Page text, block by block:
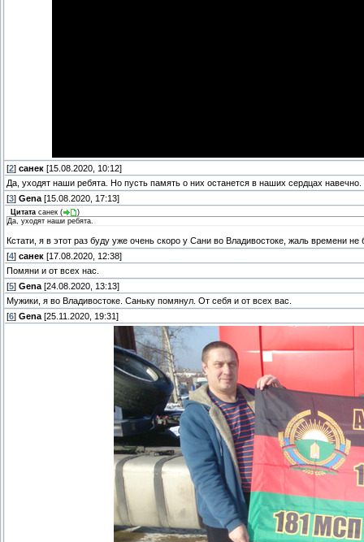
[2] санек [15.08.2020, 10:12]
Да, уходят наши ребята. Но пусть память о них останется в наших сердцах навечно.
[3] Gena [15.08.2020, 17:13]
Цитата санек (
)
Да, уходят наши ребята.
Кстати, я в этот раз буду уже очень скоро у Сани во Владивостоке, жаль времени
[4] санек [17.08.2020, 12:38]
Помяни и от всех нас.
[5] Gena [24.08.2020, 13:13]
Мужики, я во Владивостоке. Саньку помянул. От себя и от всех вас.
[6] Gena [25.11.2020, 19:31]